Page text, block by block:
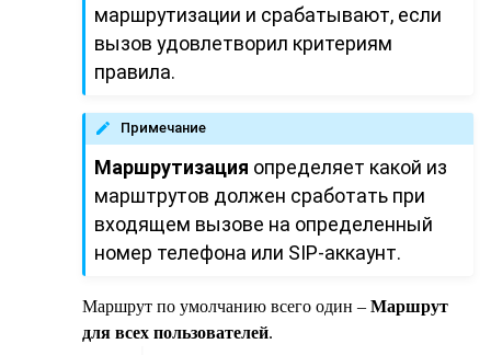
маршрутизации и срабатывают, если
вызов удовлетворил критериям
правила.
Примечание
Маршрутизация определяет какой из
марштрутов должен сработать при
входящем вызове на определенный
номер телефона или SIP-аккаунт.
Маршрут по умолчанию всего один –Маршрут
для всех пользователей.